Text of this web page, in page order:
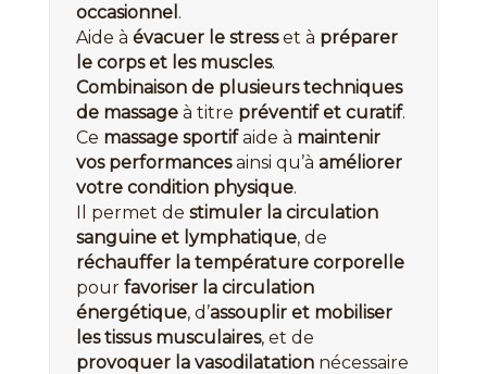
occasionnel .
Aide à évacuer le stresset à préparer
le corps et les muscles.
Combinaison de plusieurs techniques
de massageà titre préventif et curatif.
Ce massage sportifaide à maintenir
vos performancesainsi qu’à améliorer
votre condition physique.
Il permet de stimuler la circulation
sanguine et lymphatique, de
réchauffer la température corporelle
pour favoriser la circulation
énergétique, d’assouplir et mobiliser
les tissus musculaires, et de
provoquer la vasodilatationnécessaire